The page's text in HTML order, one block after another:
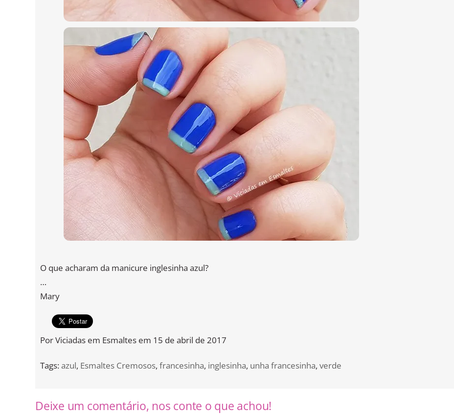
O que acharam da manicure inglesinha azul?
…
Mary
PorViciadas em Esmaltes em 15 de abril de 2017
Tags:azul, Esmaltes Cremosos, francesinha, inglesinha, unha francesinha, verde
Deixe um comentário, nos conte o que achou!